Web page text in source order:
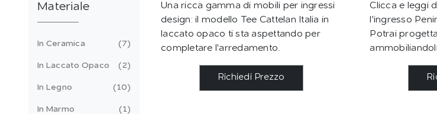
Una ricca gamma di mobili per ingressi
design: il modello Tee Cattelan Italia in
laccato opaco ti sta aspettando per
completare l'arredamento.
Richiedi Prezzo
Clicca e leggi
l'ingresso
Potrai
Materiale
In Ceramica 7
In Laccato Opaco 2
In Legno 10
In Marmo 1